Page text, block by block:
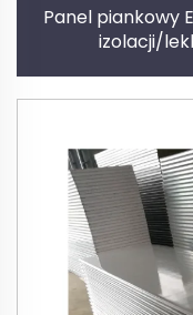
Panel piankowy
izolacji/